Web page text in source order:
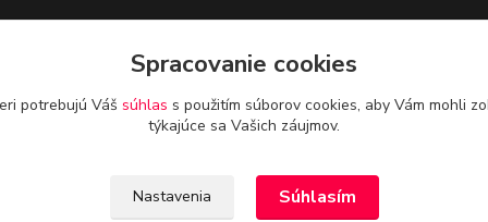
Spracovanie cookies
potrebujú Váš súhlas s použitím súborov cookies, aby Vám mohli
týkajúce sa Vašich záujmov.
Nastavenia Súhlasím